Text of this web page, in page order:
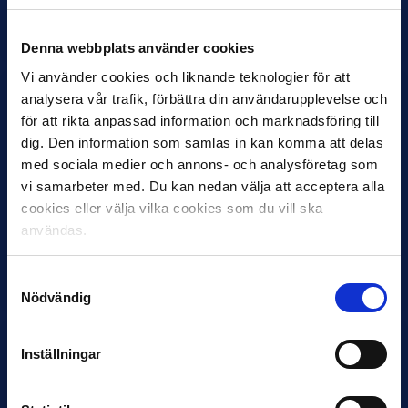
Denna webbplats använder cookies
Vi använder cookies och liknande teknologier för att
analysera vår trafik, förbättra din användarupplevelse och
för att rikta anpassad information och marknadsföring till
dig. Den information som samlas in kan komma att delas
med sociala medier och annons- och analysföretag som
vi samarbeter med. Du kan nedan välja att acceptera alla
cookies eller välja vilka cookies som du vill ska
användas.
Nödvändig
Inställningar
12 JUNI
Favorit i repris för Sirius i maj